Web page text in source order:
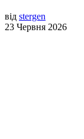
від stergen
23 Червня 2026